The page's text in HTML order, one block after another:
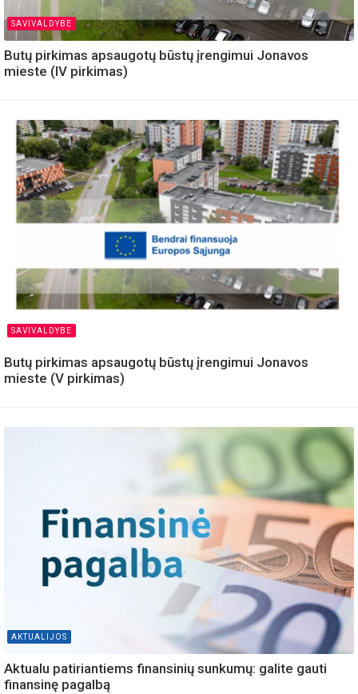
SAVIVALDYBE
Butų pirkimas apsaugotų būstų įrengimui Jonavos
mieste (IV pirkimas)
SAVIVALDYBE
Butų pirkimas apsaugotų būstų įrengimui Jonavos
mieste (V pirkimas)
AKTUALIJOS
Aktualu patiriantiems finansinių sunkumų: galite gauti
finansinę pagalbą